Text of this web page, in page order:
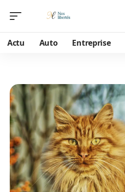
Actu Auto Entreprise